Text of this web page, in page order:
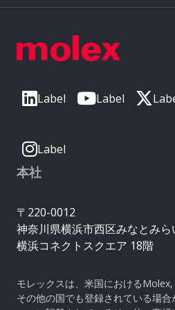
Label Label
Label
本社
〒220-0012
神奈川県横浜市西区みなとみ
横浜コネクトスクエア 18階
モレックスは、米国におけるMolex,
その他の国でも登録されている場合